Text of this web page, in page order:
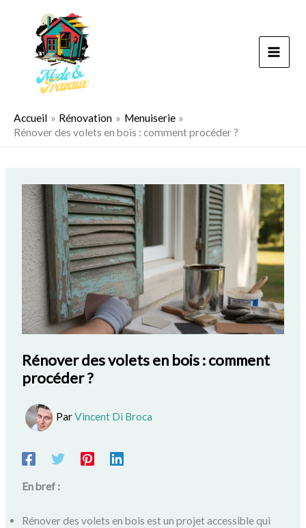
Accueil Rénovation
Menuiserie
Rénover des volets en bois : comment procéder ?
Rénover des volets en bois : comment
procéder ?
ParVincent Di Broca
En bref :
Rénover des volets en bois est un projet accessible qui